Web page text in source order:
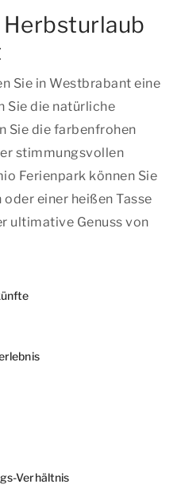
Sie in Westbrabant eine
Sie die natürliche
Sie die farbenfrohen
stimmungsvollen
Ferienpark können Sie
einer heißen Tasse
ultimative Genuss von
Verhältnis